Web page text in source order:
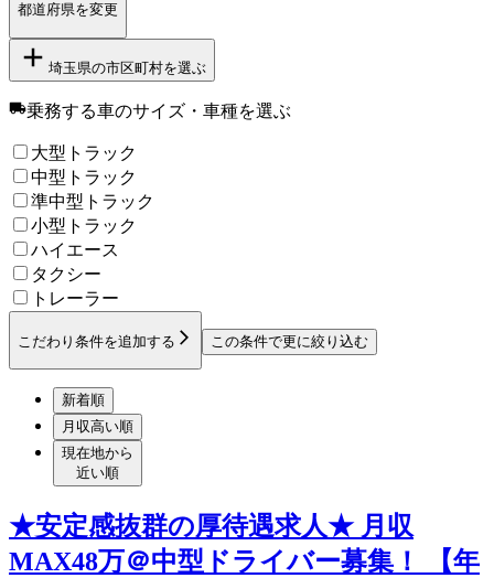
都道府県を変更
埼玉県の市区町村を選ぶ
乗務する車のサイズ・車種を選ぶ
大型トラック
中型トラック
準中型トラック
小型トラック
ハイエース
タクシー
トレーラー
こだわり条件を追加する この条件で更に絞り込む
新着順
月収高い順
現在地から
近い順
★安定感抜群の厚待遇求人★ 月収
MAX48万＠中型ドライバー募集！ 【年